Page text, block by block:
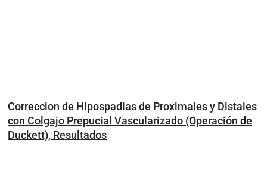
Correccion de Hipospadias de Proximales y Distales
con Colgajo Prepucial Vascularizado (Operación de
Duckett), Resultados